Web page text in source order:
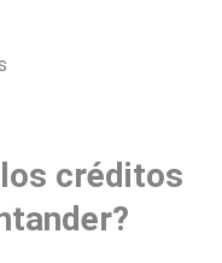
créditos